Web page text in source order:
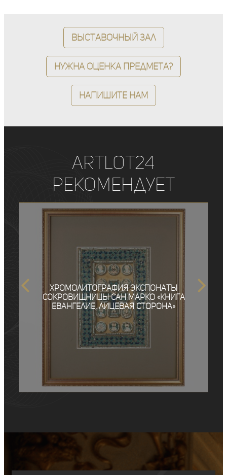
Выставочный зал
Нужна оценка предмета?
Напишите нам
ArtLot24
рекомендует
Хромолитография экспонаты
сокровищницы Сан Марко «Книга
Евангелие, лицевая сторона»